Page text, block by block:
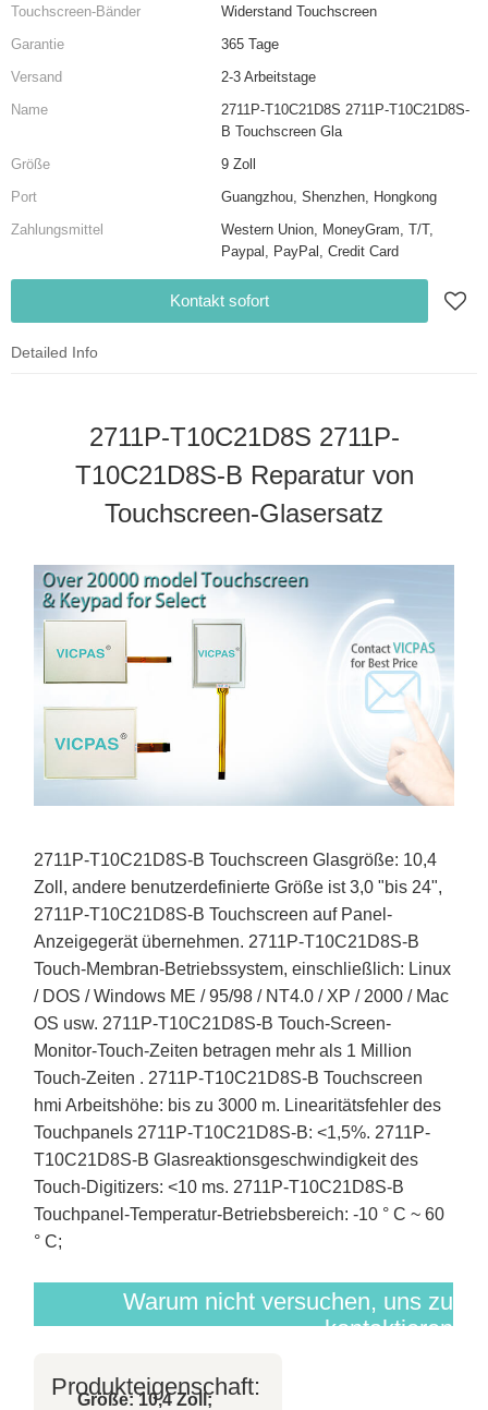
Touchscreen-Bänder
Widerstand Touchscreen
Garantie
365 Tage
Versand
2-3 Arbeitstage
Name
2711P-T10C21D8S 2711P-T10C21D8S-
B Touchscreen Gla
Größe
9 Zoll
Port
Guangzhou, Shenzhen, Hongkong
Zahlungsmittel
Western Union, MoneyGram, T/T,
Paypal, PayPal, Credit Card
Kontakt sofort
Detailed Info
2711P-T10C21D8S 2711P-
T10C21D8S-B Reparatur von
Touchscreen-Glasersatz
2711P-T10C21D8S-B Touchscreen Glasgröße: 10,4
Zoll, andere benutzerdefinierte Größe ist 3,0 "bis 24",
2711P-T10C21D8S-B Touchscreen auf Panel-
Anzeigegerät übernehmen. 2711P-T10C21D8S-B
Touch-Membran-Betriebssystem, einschließlich: Linux
/ DOS / Windows ME / 95/98 / NT4.0 / XP / 2000 / Mac
OS usw. 2711P-T10C21D8S-B Touch-Screen-
Monitor-Touch-Zeiten betragen mehr als 1 Million
Touch-Zeiten . 2711P-T10C21D8S-B Touchscreen
hmi Arbeitshöhe: bis zu 3000 m. Linearitätsfehler des
Touchpanels 2711P-T10C21D8S-B: <1,5%. 2711P-
T10C21D8S-B Glasreaktionsgeschwindigkeit des
Touch-Digitizers: <10 ms. 2711P-T10C21D8S-B
Touchpanel-Temperatur-Betriebsbereich: -10 ° C ~ 60
° C;
Warum nicht versuchen, uns zu
kontaktieren
Produkteigenschaft:
Größe: 10,4 Zoll;